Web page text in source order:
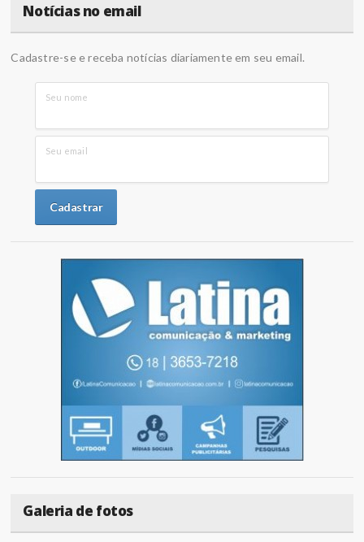
Notícias no email
Cadastre-se e receba notícias diariamente em seu email.
Seu nome
Seu email
Galeria de fotos